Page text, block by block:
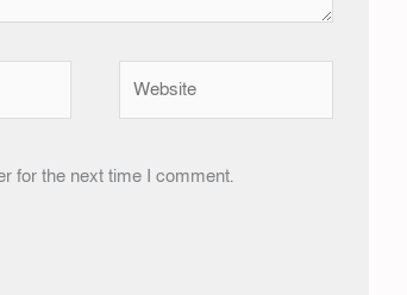
for the next time I comment.